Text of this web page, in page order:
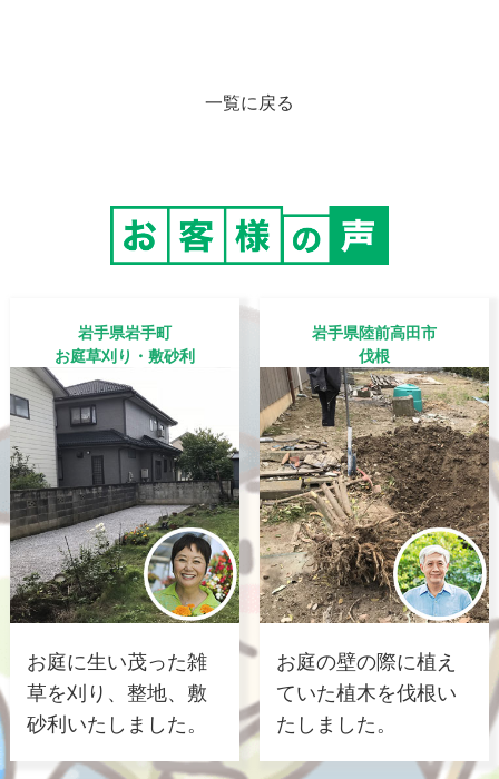
一覧に戻る
岩手県岩手町
お庭草刈り・敷砂利
お庭に生い茂った雑
草を刈り、整地、敷
砂利いたしました。
岩手県陸前高田市
伐根
お庭の壁の際に植え
ていた植木を伐根い
たしました。